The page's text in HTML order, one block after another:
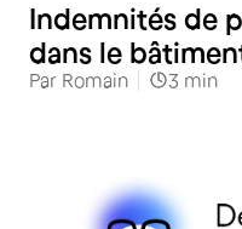
Indemnités de
dans le
Par Romain 3 min